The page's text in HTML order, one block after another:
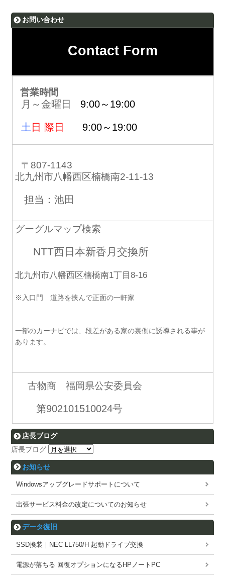
お問い合わせ
Contact Form
営業時間
月～金曜日 9:00～19:00
土 日 際日 9:00～19:00
〒807-1143
北九州市八幡西区楠橋南2-11-13
担当：池田
グーグルマップ検索
NTT西日本新香月交換所
北九州市八幡西区楠橋南1丁目8-16
※入口門 道路を挟んで正面の一軒家
一部のカーナビでは、段差がある家の裏側に誘導される事が
あります。
古物商 福岡県公安委員会
第902101510024号
店長ブログ
店長ブログ
お知らせ
Windowsアップグレードサポートについて
出張サービス料金の改定についてのお知らせ
データ復旧
SSD換装｜NEC LL750/H 起動ドライブ交換
電源が落ちる 回復オプションになるHPノートPC